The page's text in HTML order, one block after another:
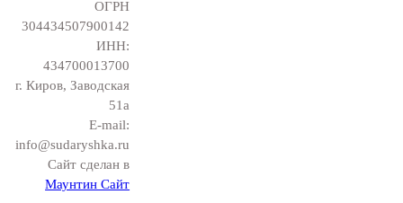
ОГРН
304434507900142
ИНН:
434700013700
г. Киров, Заводская
51а
E-mail:
info@sudaryshka.ru
Сайт сделан в
Маунтин Сайт